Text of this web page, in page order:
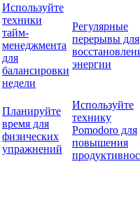
Используйте
техники
тайм-
менеджмента
для
балансировки
недели
Регулярные
перерывы для
энергии
Планируйте
время для
физических
упражнений
Используйте
технику
Pomodoro для
повышения